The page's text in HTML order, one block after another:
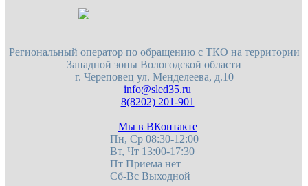
Региональный оператор по обращению с ТКО на территории
Западной зоны Вологодской области
г. Череповец ул. Менделеева, д.10
8(8202) 201-901
Мы в ВКонтакте
Пн, Ср 08:30-12:00
Вт, Чт 13:00-17:30
Пт Приема нет
Сб-Вс Выходной